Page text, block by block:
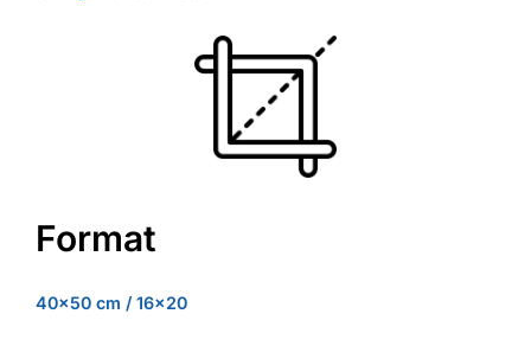
Format
40×50 cm / 16×20